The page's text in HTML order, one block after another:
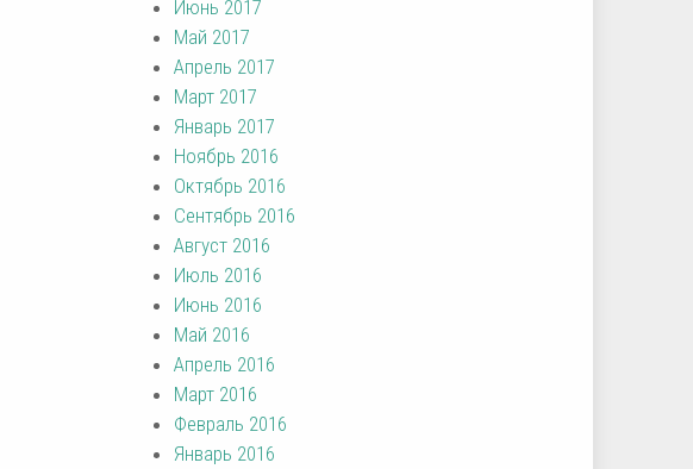
Июнь 2017
Май 2017
Апрель 2017
Март 2017
Январь 2017
Ноябрь 2016
Октябрь 2016
Сентябрь 2016
Август 2016
Июль 2016
Июнь 2016
Май 2016
Апрель 2016
Март 2016
Февраль 2016
Январь 2016